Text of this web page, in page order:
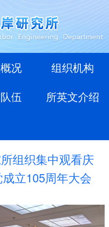
况
组织机构
伍
所英文介绍
组织集中观看庆
立105周年大会